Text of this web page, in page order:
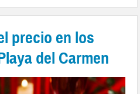
precio en los
del Carmen